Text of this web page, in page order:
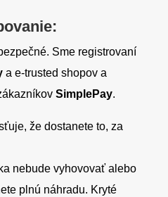
Sme registrovaní
a e-trusted shopov a
SimplePay.
že dostanete to, za
nebude vyhovovať alebo
plnú náhradu. Kryté